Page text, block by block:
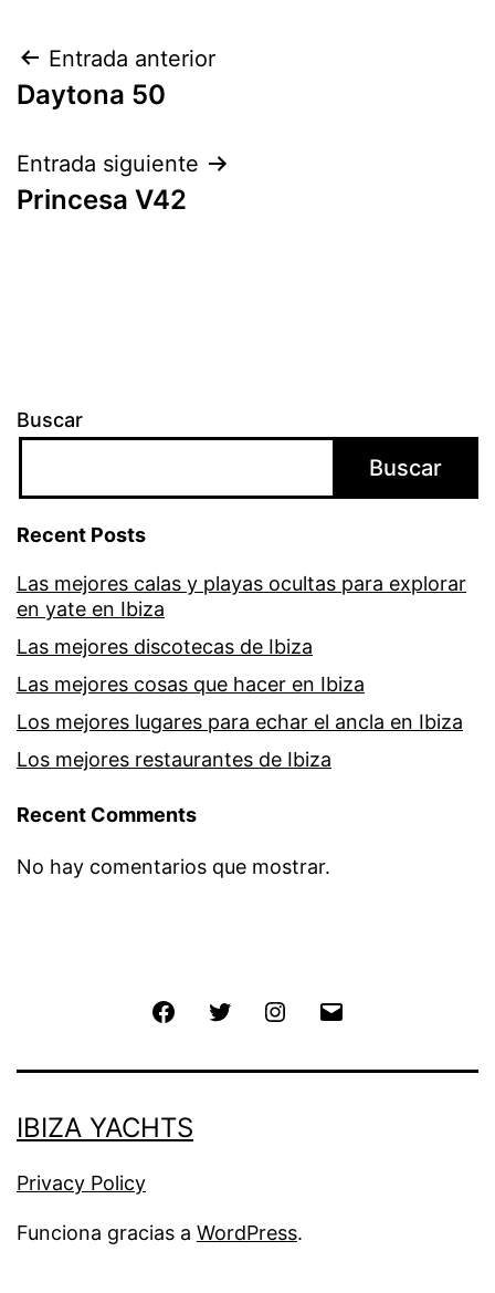
Navegación
de
entradas
Entrada anterior
Daytona 50
Entrada siguiente
Princesa V42
Buscar
Buscar
Recent Posts
Las mejores calas y playas ocultas para explorar
en yate en Ibiza
Las mejores discotecas de Ibiza
Las mejores cosas que hacer en Ibiza
Los mejores lugares para echar el ancla en Ibiza
Los mejores restaurantes de Ibiza
Recent Comments
No hay comentarios que mostrar.
FacebookTwitter Instagram
IBIZA YACHTS
Privacy Policy
Funciona gracias a WordPress.